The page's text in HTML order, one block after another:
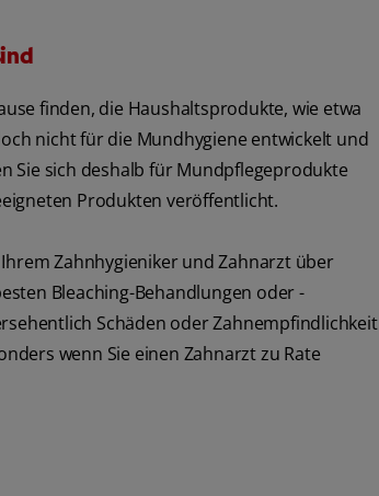
finden, die Haushaltsprodukte, wie etwa
nicht für die Mundhygiene entwickelt und
Sie sich deshalb für Mundpflegeprodukte
Produkten veröffentlicht.
Zahnhygieniker und Zahnarzt über
Bleaching-Behandlungen oder -
Schäden oder Zahnempfindlichkeit
wenn Sie einen Zahnarzt zu Rate